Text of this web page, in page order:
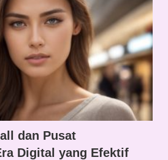
dan Pusat
Digital yang Efektif